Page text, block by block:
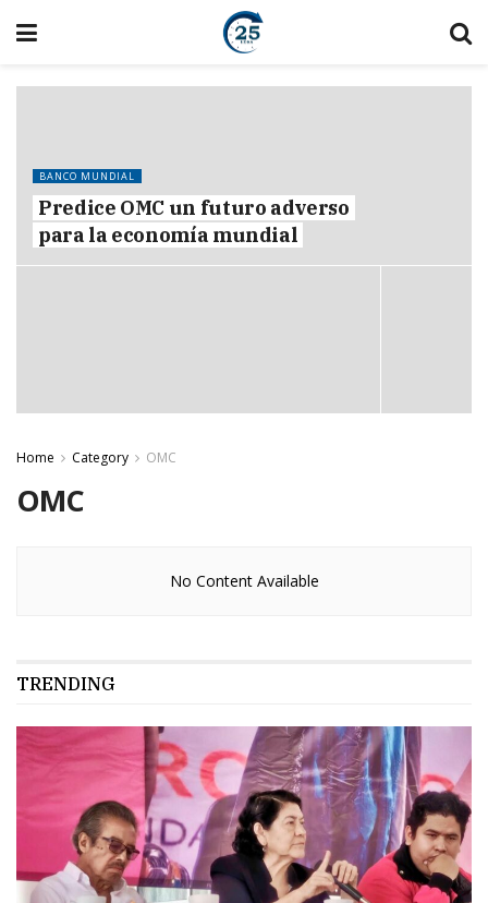
BANCO MUNDIAL
Predice OMC un futuro adverso
para la economía mundial
Home Category OMC
OMC
No Content Available
TRENDING